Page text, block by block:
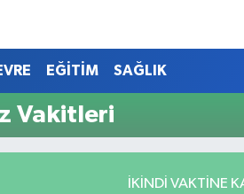
EĞİTİM SAĞLIK
Vakitleri
İKINDI VAKTINE